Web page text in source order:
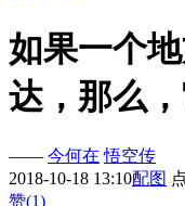
如果一个
达，那么
—— 今何在 悟空传
2018-10-18 13:10配图
赞(1)